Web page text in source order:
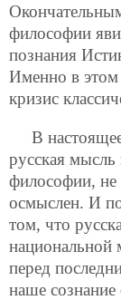
философии
познания
Именно в этом
кризис
В
русская мысль
философии,
осмыслен. И
том, что
национальной
перед
наше